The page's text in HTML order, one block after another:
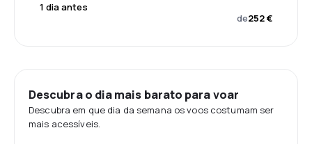
1 dia antes
de252 €
Descubra o dia mais barato para voar
Descubra em que dia da semana os voos costumam ser
mais acessíveis.